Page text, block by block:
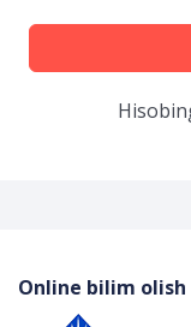
Online bilim